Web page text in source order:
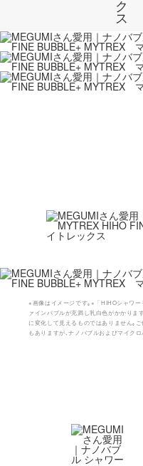
※画像はイメージです｡※「HIHOシャワ
ァインバブルが充満し乳白色がかかりま
に変化して見えるものではありません｡
もありますが､ナノバブルおよびマイク